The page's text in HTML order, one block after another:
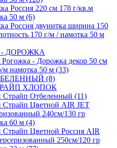
Россия 220 см 178 г/кв.м
50 м (6)
Россия двунитка ширина 150
170 г/м / намотка 50 м
ДОРОЖКА
Рогожка - Дорожка декор 50 см
м намотка 50 м (33)
(8)
ХЛОПОК
Страйп Отбеленный (11)
Страйп Цветной AIR JET
240см/130 гр
60 м (4)
Страйп Цветной Россия AIR
250см/120 гр